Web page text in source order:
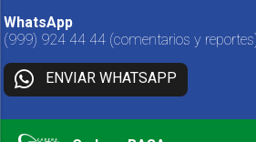
WhatsApp
(999) 924 44 44 (comentarios y
ENVIAR WHATSAPP